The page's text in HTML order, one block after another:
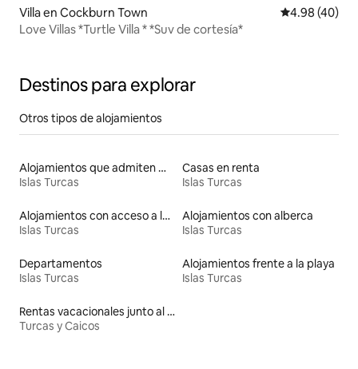
Villa en Cockburn Town Calificación
4.98 (40)
Love Villas *Turtle Villa * *Suv de cortesía*
Destinos para explorar
Otros tipos de alojamientos
Alojamientos que admiten mascotas
Islas Turcas
Casas en renta
Islas Turcas
Alojamientos con acceso a la playa
Islas Turcas
Alojamientos con alberca
Islas Turcas
Departamentos
Islas Turcas
Alojamientos frente a la playa
Islas Turcas
Rentas vacacionales junto al agua
Turcas y Caicos